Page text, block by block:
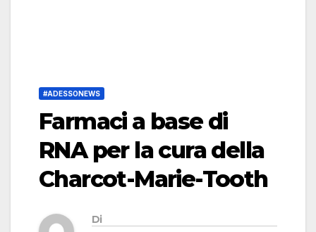
#ADESSONEWS
Farmaci a base di
RNA per la cura della
Charcot-Marie-Tooth
Di